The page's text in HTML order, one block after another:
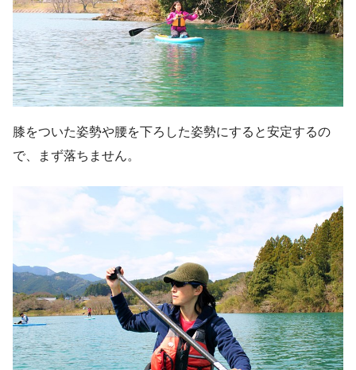
膝をついた姿勢や腰を下ろした姿勢にすると安定するの
で、まず落ちません。